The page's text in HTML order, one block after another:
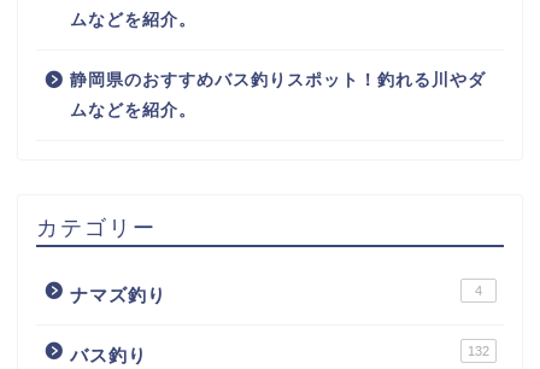
ムなどを紹介。
静岡県のおすすめバス釣りスポット！釣れる川やダ
ムなどを紹介。
カテゴリー
ナマズ釣り 4
バス釣り 132